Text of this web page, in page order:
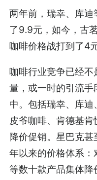
两年前，瑞幸、库
了9.9元，如今，古
咖啡价格战打到了4
咖啡行业竞争已经
量，或一时的引流
中。包括瑞幸、库迪
皮爷咖啡、肯德基
降价促销。星巴克
年以来的价格体系
等数十款产品集体